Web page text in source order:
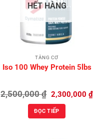
HẾT HÀNG
TĂNG CƠ
Iso 100 Whey Protein 5lbs
2,500,000₫ Giá
gốc
là:
2,500,000 ₫.
2,300,000 ₫Giá
ĐỌC TIẾP